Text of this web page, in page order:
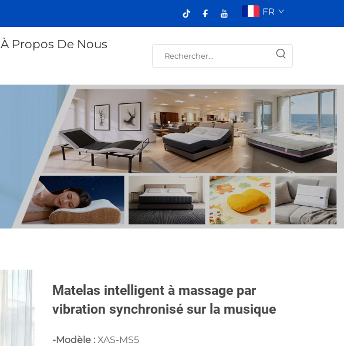
FR
À Propos De Nous
Matelas intelligent à massage par
vibration synchronisé sur la musique
-Modèle : XAS-MS5